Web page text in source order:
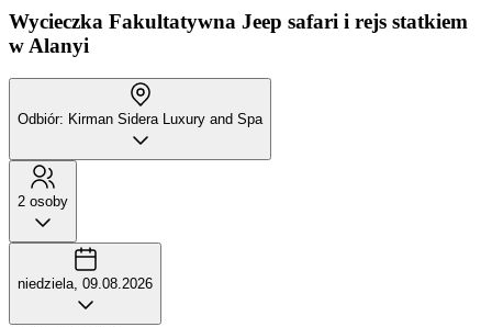
Wycieczka Fakultatywna Jeep safari i rejs statkiem
w Alanyi
Odbiór: Kirman Sidera Luxury and Spa
2 osoby
niedziela, 09.08.2026